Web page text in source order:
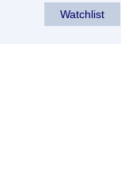
Watchlist